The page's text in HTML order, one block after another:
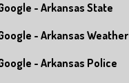
- Arkansas State
- Arkansas Weather
- Arkansas Police